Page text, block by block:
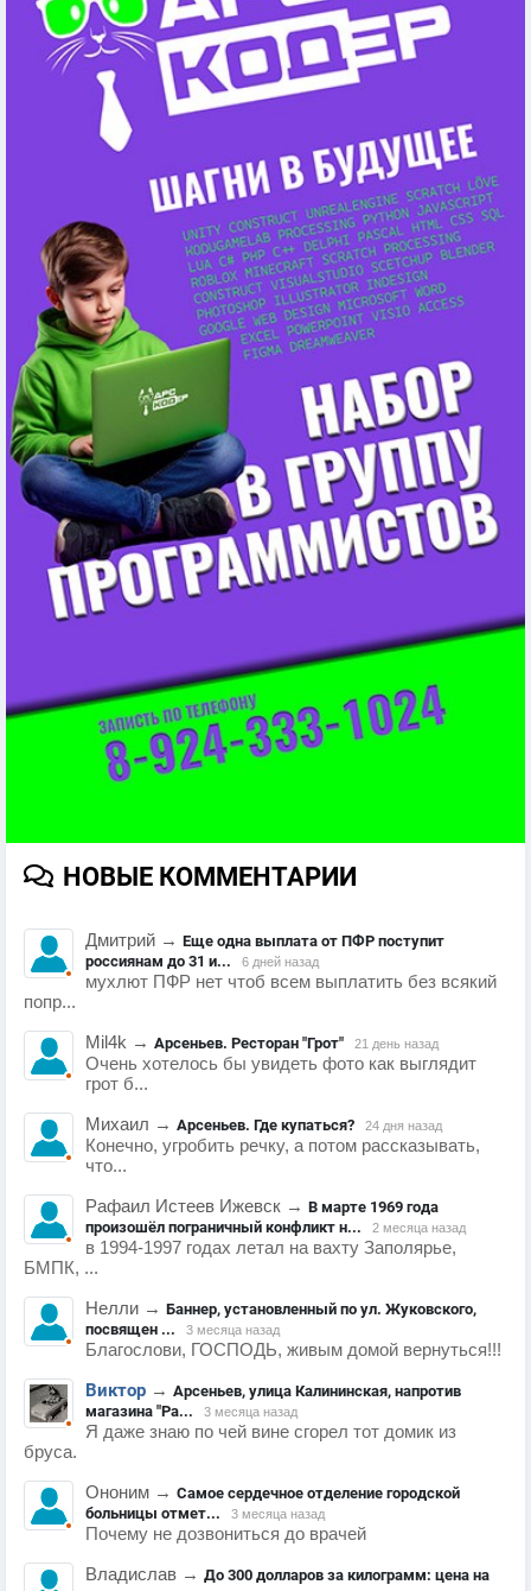
НОВЫЕ КОММЕНТАРИИ
Дмитрий → Еще одна выплата от ПФР поступит
россиянам до 31 и...
6 дней назад
мухлют ПФР нет чтоб всем выплатить без всякий
попр...
Mil4k → Арсеньев. Ресторан "Грот" 21 день назад
Очень хотелось бы увидеть фото как выглядит
грот б...
Михаил → Арсеньев. Где купаться? 24 дня назад
Конечно, угробить речку, а потом рассказывать,
что...
Рафаил Истеев Ижевск → В марте 1969 года
произошёл пограничный конфликт н...
2 месяца назад
в 1994-1997 годах летал на вахту Заполярье,
БМПК, ...
Нелли → Баннер, установленный по ул. Жуковского,
посвящен ...
3 месяца назад
Благослови, ГОСПОДЬ, живым домой вернуться!!!
Виктор → Арсеньев, улица Калининская, напротив
магазина "Ра...
3 месяца назад
Я даже знаю по чей вине сгорел тот домик из
бруса.
Ононим → Самое сердечное отделение городской
больницы отмет...
3 месяца назад
Почему не дозвониться до врачей
Владислав → До 300 долларов за килограмм: цена на